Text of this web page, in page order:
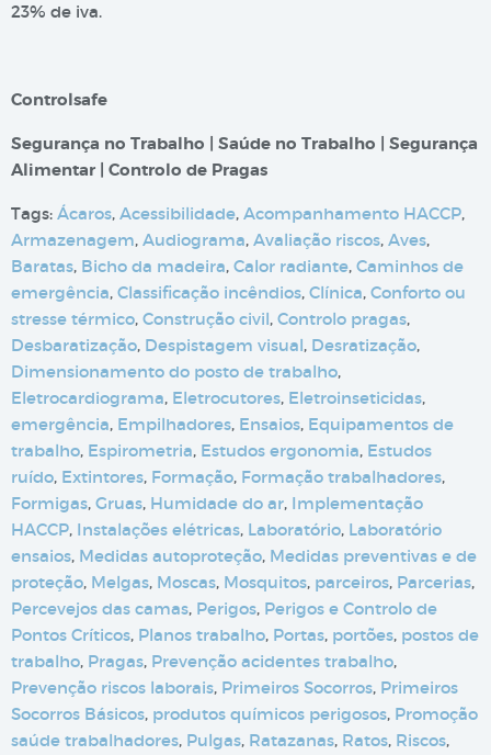
23% de iva.
Controlsafe
Segurança no Trabalho | Saúde no Trabalho | Segurança
Alimentar | Controlo de Pragas
Tags: Ácaros, Acessibilidade, Acompanhamento HACCP,
Armazenagem, Audiograma, Avaliação riscos, Aves,
Baratas, Bicho da madeira, Calor radiante, Caminhos de
emergência, Classificação incêndios, Clínica, Conforto ou
stresse térmico, Construção civil, Controlo pragas,
Desbaratização, Despistagem visual, Desratização,
Dimensionamento do posto de trabalho,
Eletrocardiograma, Eletrocutores, Eletroinseticidas,
emergência, Empilhadores, Ensaios, Equipamentos de
trabalho, Espirometria, Estudos ergonomia, Estudos
ruído, Extintores, Formação, Formação trabalhadores,
Formigas, Gruas, Humidade do ar, Implementação
HACCP, Instalações elétricas, Laboratório, Laboratório
ensaios, Medidas autoproteção, Medidas preventivas e de
proteção, Melgas, Moscas, Mosquitos, parceiros, Parcerias,
Percevejos das camas, Perigos, Perigos e Controlo de
Pontos Críticos, Planos trabalho, Portas, portões, postos de
trabalho, Pragas, Prevenção acidentes trabalho,
Prevenção riscos laborais, Primeiros Socorros, Primeiros
Socorros Básicos, produtos químicos perigosos, Promoção
saúde trabalhadores, Pulgas, Ratazanas, Ratos, Riscos,